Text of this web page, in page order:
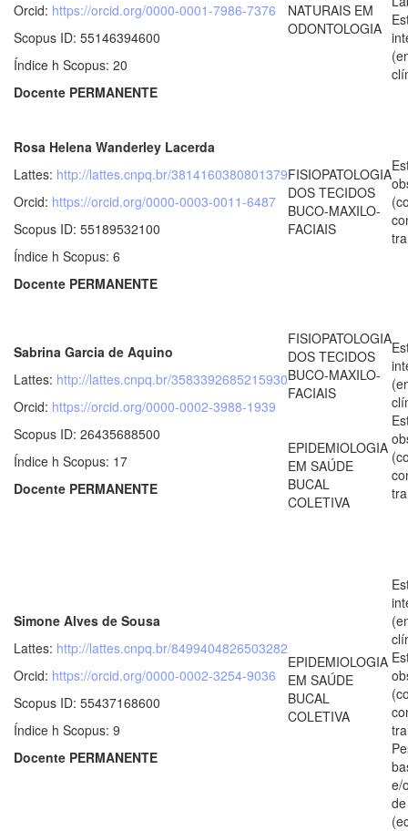
Orcid: https://orcid.org/0000-0001-7986-7376
Scopus ID: 55146394600
Índice h Scopus: 20
Docente PERMANENTE
NATURAIS EM
ODONTOLOGIA
Rosa Helena Wanderley Lacerda
Lattes: http://lattes.cnpq.br/3814160380801379
Orcid: https://orcid.org/0000-0003-0011-6487
Scopus ID: 55189532100
Índice h Scopus: 6
Docente PERMANENTE
FISIOPATOLOGIA
DOS TECIDOS
BUCO-MAXILO-
FACIAIS
Sabrina Garcia de Aquino
Lattes: http://lattes.cnpq.br/3583392685215930
Orcid: https://orcid.org/0000-0002-3988-1939
Scopus ID: 26435688500
Índice h Scopus: 17
Docente PERMANENTE
FISIOPATOLOGIA
DOS TECIDOS
BUCO-MAXILO-
FACIAIS
EPIDEMIOLOGIA
EM SAÚDE
BUCAL
COLETIVA
Simone Alves de Sousa
Lattes: http://lattes.cnpq.br/8499404826503282
Orcid: https://orcid.org/0000-0002-3254-9036
Scopus ID: 55437168600
Índice h Scopus: 9
Docente PERMANENTE
EPIDEMIOLOGIA
EM SAÚDE
BUCAL
COLETIVA
e/